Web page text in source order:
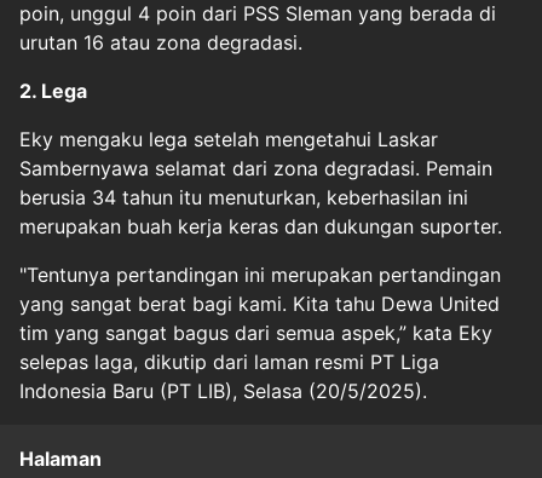
poin, unggul 4 poin dari PSS Sleman yang berada di
urutan 16 atau zona degradasi.
2. Lega
Eky mengaku lega setelah mengetahui Laskar
Sambernyawa selamat dari zona degradasi. Pemain
berusia 34 tahun itu menuturkan, keberhasilan ini
merupakan buah kerja keras dan dukungan suporter.
"Tentunya pertandingan ini merupakan pertandingan
yang sangat berat bagi kami. Kita tahu Dewa United
tim yang sangat bagus dari semua aspek,” kata Eky
selepas laga, dikutip dari laman resmi PT Liga
Indonesia Baru (PT LIB), Selasa (20/5/2025).
Halaman